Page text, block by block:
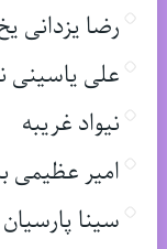
رضا یزدانی
علی یاسینی
نیواد غریبه
امیر عظیمی
سینا